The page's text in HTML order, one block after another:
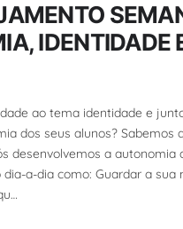
IDENTIDADE
ao tema identidade e
dos seus alunos? Sabemos
desenvolvemos a autonomia
a-dia como: Guardar a sua